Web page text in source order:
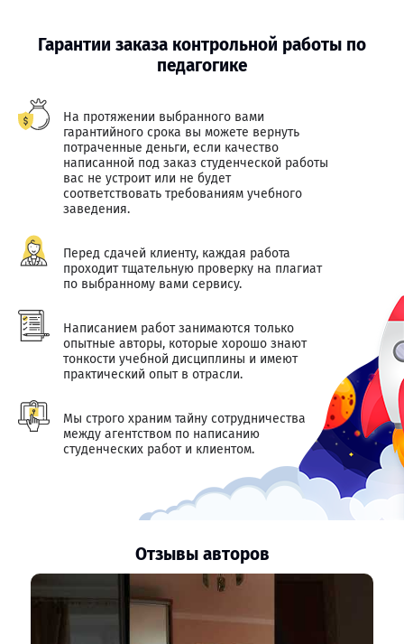
Гарантии заказа контрольной работы по
педагогике
На протяжении выбранного вами
гарантийного срока вы можете вернуть
потраченные деньги, если качество
написанной под заказ студенческой работы
вас не устроит или не будет
соответствовать требованиям учебного
заведения.
Перед сдачей клиенту, каждая работа
проходит тщательную проверку на плагиат
по выбранному вами сервису.
Написанием работ занимаются только
опытные авторы, которые хорошо знают
тонкости учебной дисциплины и имеют
практический опыт в отрасли.
Мы строго храним тайну сотрудничества
между агентством по написанию
студенческих работ и клиентом.
Отзывы авторов